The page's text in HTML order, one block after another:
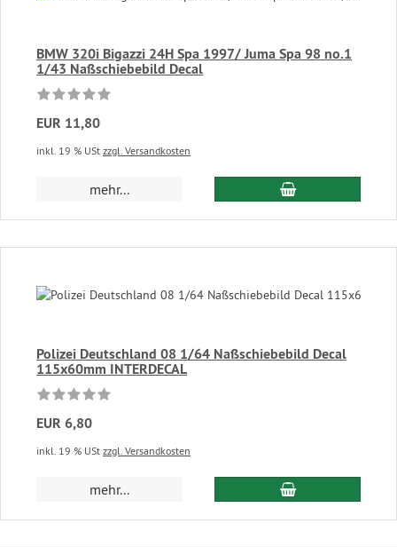
BMW 320i Bigazzi 24H Spa 1997/ Juma Spa 98 no.1
1/43 Naßschiebebild Decal
EUR 11,80
inkl. 19 % USt zzgl. Versandkosten
mehr... In den
Polizei Deutschland 08 1/64 Naßschiebebild Decal
115x60mm INTERDECAL
EUR 6,80
inkl. 19 % USt zzgl. Versandkosten
mehr... In den